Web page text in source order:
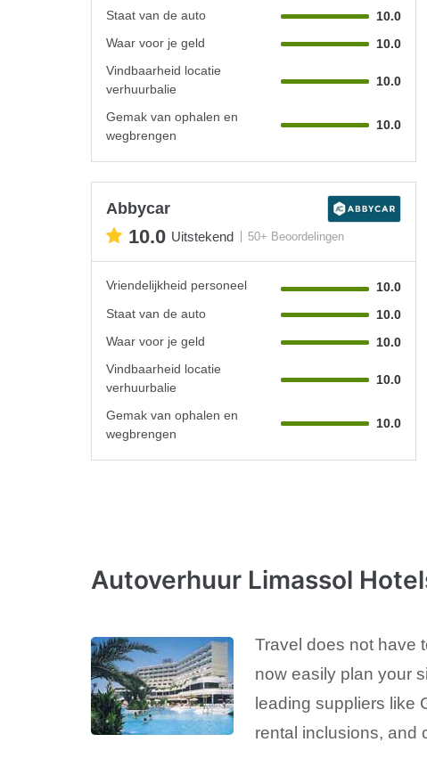
Staat van de auto
10.0
Waar voor je geld
10.0
Vindbaarheid locatie
verhuurbalie
10.0
Gemak van ophalen en
wegbrengen
10.0
Abbycar
10.0 Uitstekend 50+ Beoordelingen
Vriendelijkheid personeel
10.0
Staat van de auto
10.0
Waar voor je geld
10.0
Vindbaarheid locatie
verhuurbalie
10.0
Gemak van ophalen en
wegbrengen
10.0
Autoverhuur Limassol
Travel does not have
now easily plan your
leading suppliers like
rental inclusions, and